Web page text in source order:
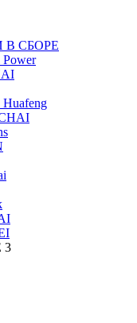
В СБОРЕ
Power
Huafeng
3